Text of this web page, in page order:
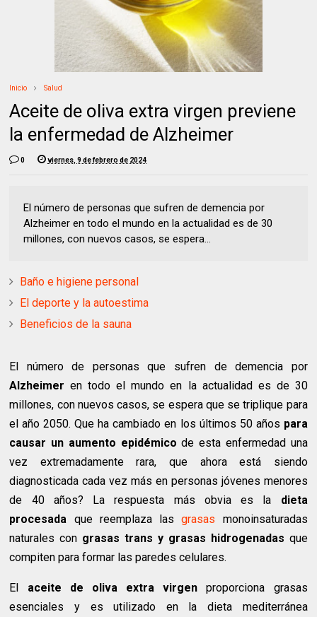
Inicio Salud
Aceite de oliva extra virgen previene
la enfermedad de Alzheimer
0 viernes, 9 de febrero de 2024
El número de personas que sufren de demencia por
Alzheimer en todo el mundo en la actualidad es de 30
millones, con nuevos casos, se espera...
Baño e higiene personal
El deporte y la autoestima
Beneficios de la sauna
El número de personas que sufren de demencia por
Alzheimer en todo el mundo en la actualidad es de 30
millones, con nuevos casos, se espera que se triplique para
el año 2050. Que ha cambiado en los últimos 50 años para
causar un aumento epidémico de esta enfermedad una
vez extremadamente rara, que ahora está siendo
diagnosticada cada vez más en personas jóvenes menores
de 40 años? La respuesta más obvia es la dieta
procesada que reemplaza lasgrasas monoinsaturadas
naturales con grasas trans y grasas hidrogenadas que
compiten para formar las paredes celulares.
El aceite de oliva extra virgen proporciona grasas
esenciales y es utilizado en la dieta mediterránea